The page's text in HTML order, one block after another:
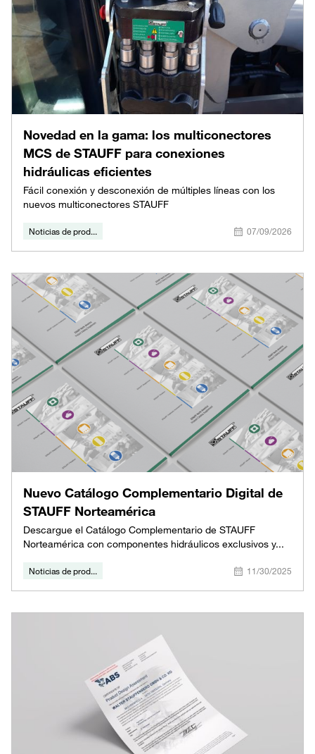
Novedad en la gama: los multiconectores
MCS de STAUFF para conexiones
hidráulicas eficientes
Fácil conexión y desconexión de múltiples líneas con los
nuevos multiconectores STAUFF
Noticias de prod... 07/09/2026
Nuevo Catálogo Complementario Digital de
STAUFF Norteamérica
Descargue el Catálogo Complementario de STAUFF
Norteamérica con componentes hidráulicos exclusivos y...
Noticias de prod... 11/30/2025